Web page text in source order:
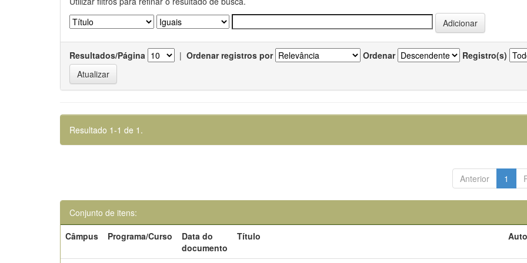
Resultados/Página | Ordenar registros por Ordenar Registro(s)
Resultado 1-1 de 1.
Anterior 1
Conjunto de itens:
Câmpus
Programa/Curso
Data do
documento
Título